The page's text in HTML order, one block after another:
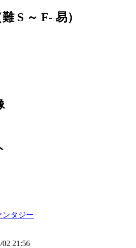
S ～ F- 易）
ンタジー
02 21:56